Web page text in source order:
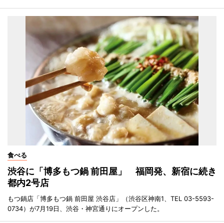
食べる
渋谷に「博多もつ鍋 前田屋」 福岡発、新宿に続き
都内2号店
もつ鍋店「博多もつ鍋 前田屋 渋谷店」（渋谷区神南1、TEL 03-5593-
0734）が7月19日、渋谷・神宮通りにオープンした。